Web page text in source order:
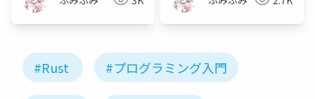
#Rust #プログラミング入門